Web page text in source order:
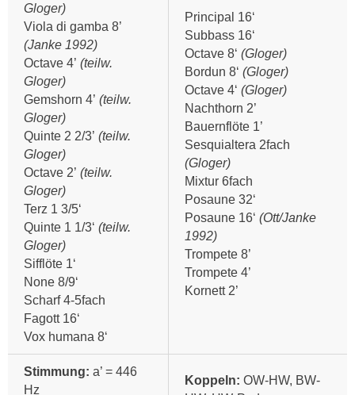
Gloger)
Viola di gamba 8’
(Janke 1992)
Octave 4’ (teilw.
Gloger)
Gemshorn 4’ (teilw.
Gloger)
Quinte 2 2/3’ (teilw.
Gloger)
Octave 2’ (teilw.
Gloger)
Terz 1 3/5‘
Quinte 1 1/3‘ (teilw.
Gloger)
Sifflöte 1‘
None 8/9‘
Scharf 4-5fach
Fagott 16‘
Vox humana 8‘
Principal 16‘
Subbass 16‘
Octave 8‘ (Gloger)
Bordun 8‘ (Gloger)
Octave 4‘ (Gloger)
Nachthorn 2’
Bauernflöte 1’
Sesquialtera 2fach
(Gloger)
Mixtur 6fach
Posaune 32‘
Posaune 16‘ (Ott/Janke
1992)
Trompete 8’
Trompete 4’
Kornett 2’
Stimmung: a’ = 446
Hz
Koppeln: OW-HW, BW-